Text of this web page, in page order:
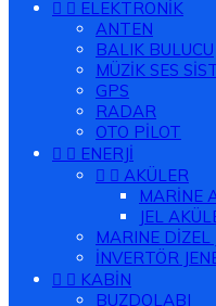
  ELEKTRONİK
ANTEN
BALIK BULUCU
MÜZİK SES
GPS
RADAR
OTO PİLOT
  ENERJİ
  AKÜLER
MARİNE
JEL
MARINE DİZEL
İNVERTÖR
  KABİN
BUZDOLABI